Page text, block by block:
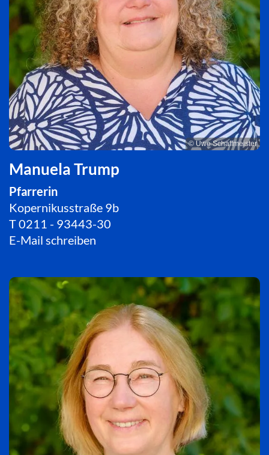
© Uwe Schaffmeister
Manuela Trump
Pfarrerin
Kopernikusstraße 9b
T0211 - 93443-30
E-Mail schreiben